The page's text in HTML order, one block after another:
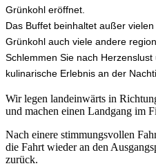
Grünkohl eröffnet.
Das Buffet beinhaltet außer
Grünkohl auch viele andere
Schlemmen Sie nach
kulinarische Erlebnis an der
Wir legen landeinwärts in
und machen einen Landgang im
Nach einere stimmungsvollen
die Fahrt wieder an den
zurück.